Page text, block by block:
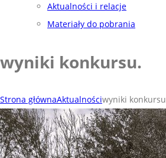
Aktualności i relacje
Materiały do pobrania
wyniki konkursu.
Strona głównaAktualnościwyniki konkursu